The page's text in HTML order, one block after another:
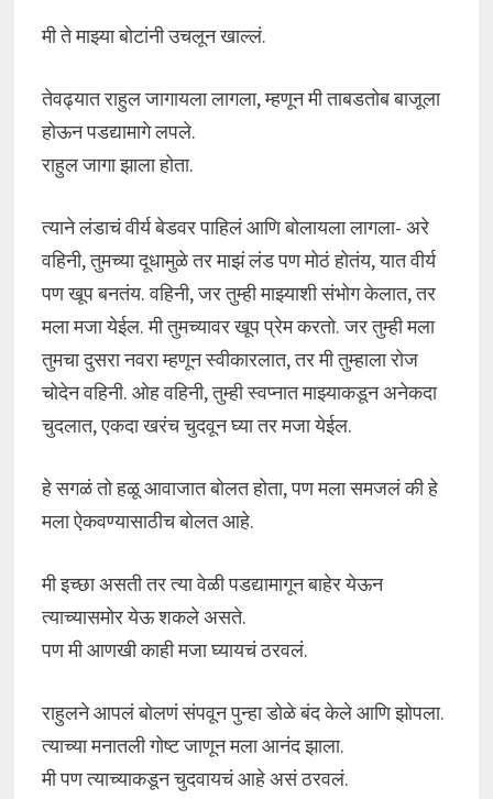
मी ते माझ्या बोटांनी उचलून खाल्लं.
तेवढ्यात राहुल जागायला लागला, म्हणून मी ताबडतोब बाजूला
होऊन पडद्यामागे लपले.
राहुल जागा झाला होता.
त्याने लंडाचं वीर्य बेडवर पाहिलं आणि बोलायला लागला- अरे
वहिनी, तुमच्या दूधामुळे तर माझं लंड पण मोठं होतंय, यात वीर्य
पण खूप बनतंय. वहिनी, जर तुम्ही माझ्याशी संभोग केलात, तर
मला मजा येईल. मी तुमच्यावर खूप प्रेम करतो. जर तुम्ही मला
तुमचा दुसरा नवरा म्हणून स्वीकारलात, तर मी तुम्हाला रोज
चोदेन वहिनी. ओह वहिनी, तुम्ही स्वप्नात माझ्याकडून अनेकदा
चुदलात, एकदा खरंच चुदवून घ्या तर मजा येईल.
हे सगळं तो हळू आवाजात बोलत होता, पण मला समजलं की हे
मला ऐकवण्यासाठीच बोलत आहे.
मी इच्छा असती तर त्या वेळी पडद्यामागून बाहेर येऊन
त्याच्यासमोर येऊ शकले असते.
पण मी आणखी काही मजा घ्यायचं ठरवलं.
राहुलने आपलं बोलणं संपवून पुन्हा डोळे बंद केले आणि झोपला.
त्याच्या मनातली गोष्ट जाणून मला आनंद झाला.
मी पण त्याच्याकडून चुदवायचं आहे असं ठरवलं.